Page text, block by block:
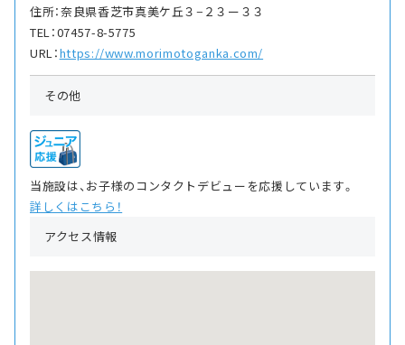
住所：奈良県香芝市真美ケ丘３−２３ー３３
TEL：07457-8-5775
URL：https://www.morimotoganka.com/
その他
当施設は、お子様のコンタクトデビューを応援しています。
詳しくはこちら！
アクセス情報